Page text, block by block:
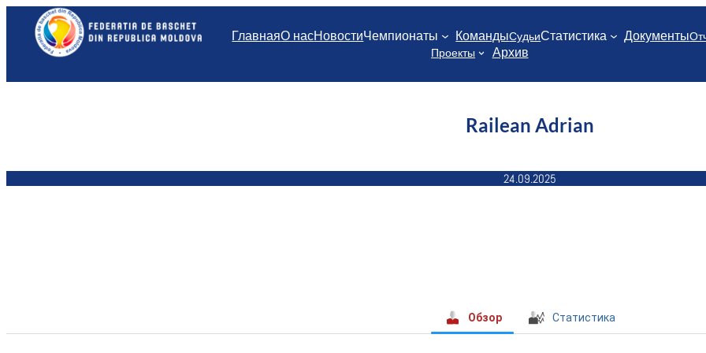
Перейти
содержимому
ГлавнаяО насНовостиЧемпионаты КомандыСудьиСтатистика Документы
Проекты
Архив
Railean Adrian
24.09.2025
Обзор Статистика